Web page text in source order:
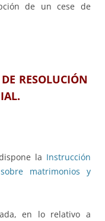
de un cese de
RESOLUCIÓN
la Instrucción
matrimonios y
en lo relativo a